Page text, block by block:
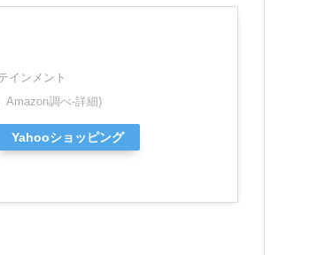
インメント
Amazon調べ-詳細)
Yahooショッピング